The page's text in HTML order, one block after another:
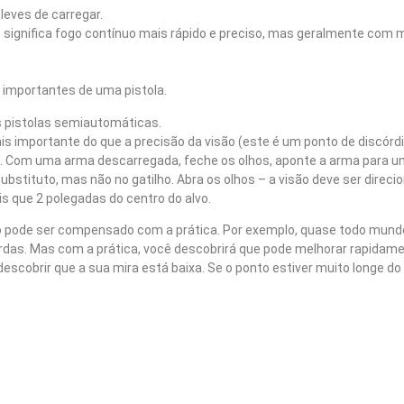
de carregar.
fogo contínuo mais rápido e preciso, mas geralmente com
de uma pistola.
pistolas semiautomáticas.
importante do que a precisão da visão (este é um ponto de
uma arma descarregada, feche os olhos, aponte a arma para
mas não no gatilho. Abra os olhos – a visão deve ser
que 2 polegadas do centro do alvo.
ser compensado com a prática. Por exemplo, quase todo
Mas com a prática, você descobrirá que pode melhorar
que a sua mira está baixa. Se o ponto estiver muito longe do